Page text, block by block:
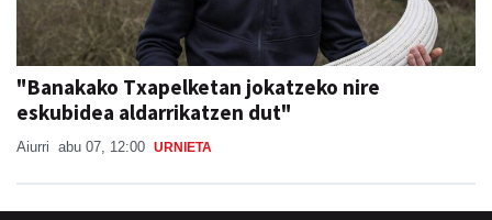
"Banakako Txapelketan jokatzeko nire
eskubidea aldarrikatzen dut"
Aiurri abu 07, 12:00 URNIETA